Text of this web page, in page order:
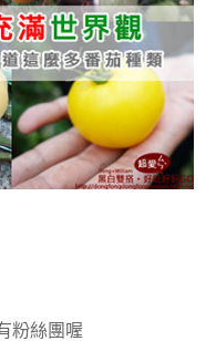
粉絲團喔